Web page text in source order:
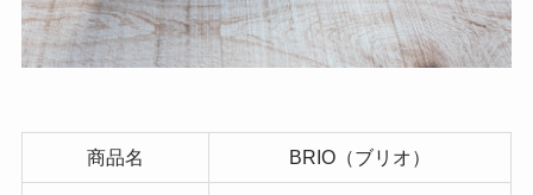
商品名 BRIO（ブリオ）